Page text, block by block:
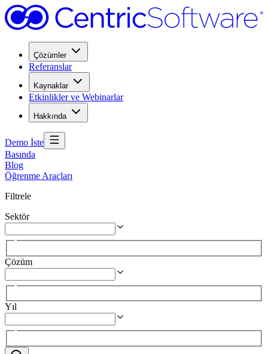
Çözümler
Referanslar
Kaynaklar
Etkinlikler ve Webinarlar
Hakkında
Demo İste
Basında
Blog
Öğrenme Araçları
Filtrele
Sektör
Çözüm
Yıl